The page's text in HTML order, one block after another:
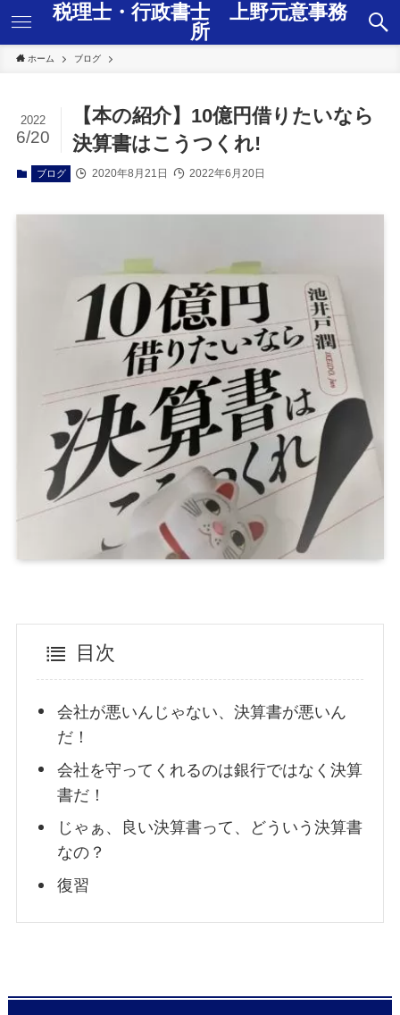
税理士・行政書士 上野元意事務
所
ホーム ブログ
【本の紹介】10億円借りたいなら
決算書はこうつくれ!
2022
6/20
ブログ 2020年8月21日 2022年6月20日
目次
会社が悪いんじゃない、決算書が悪いん
だ！
会社を守ってくれるのは銀行ではなく決算
書だ！
じゃぁ、良い決算書って、どういう決算書
なの？
復習